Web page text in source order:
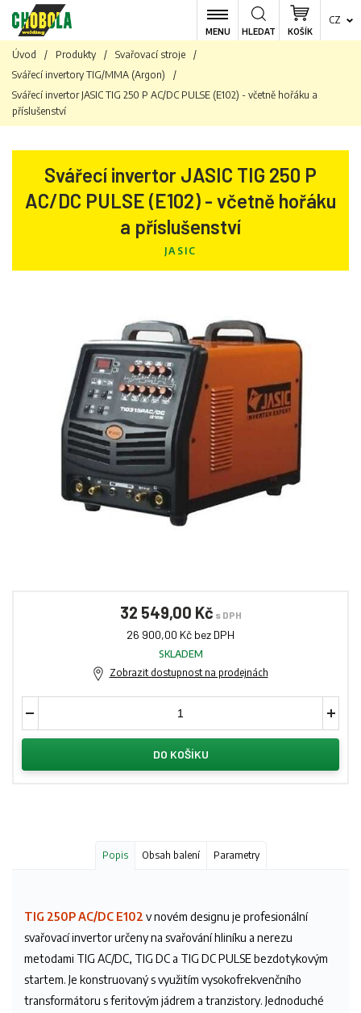
MENU KOŠÍK
CZ
HLEDAT
Úvod / Produkty / Svařovací stroje
/
Svářecí invertory TIG/MMA (Argon)
/
Svářecí invertor JASIC TIG 250 P AC/DC PULSE (E102) - včetně hořáku a
příslušenství
Svářecí invertor JASIC TIG 250 P
AC/DC PULSE (E102) - včetně hořáku
a příslušenství
JASIC
32 549,00 Kč s DPH
26 900,00 Kč bez DPH
SKLADEM
Zobrazit dostupnost na prodejnách
DO KOŠÍKU
Popis Obsah balení Parametry
TIG 250P AC/DC E102 v novém designu je profesionální
svařovací invertor určeny na svařování hliníku a nerezu
metodami TIG AC/DC, TIG DC a TIG DC PULSE bezdotykovým
startem. Je konstruovaný s využitím vysokofrekvenčního
transformátoru s feritovým jádrem a tranzistory. Jednoduché